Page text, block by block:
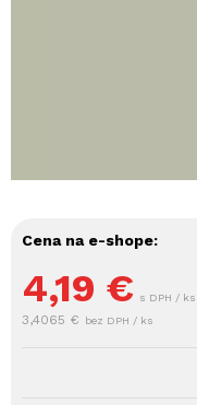
Cena na e-shope:
4,19 € s DPH / ks
3,4065 € bez DPH / ks